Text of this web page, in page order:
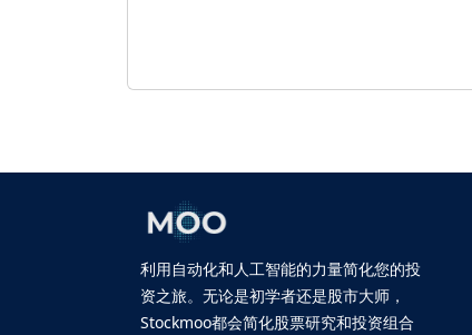
利用自动化和人工智能的力量简化您的投
资之旅。无论是初学者还是股市大师，
Stockmoo都会简化股票研究和投资组合